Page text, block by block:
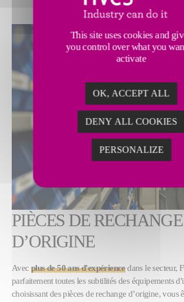
PIÈCES DE RECHANGE
D’ORIGINE
Avec plus de 50 ans d'expériencedans le secteur,
parfaitement toutes les subtilités des équipements
choisissant des pièces de rechange d’origine, vous
This site uses cookies and
you control over what you
activate
OK, ACCEPT ALL
DENY ALL COOKIES
PERSONALIZE